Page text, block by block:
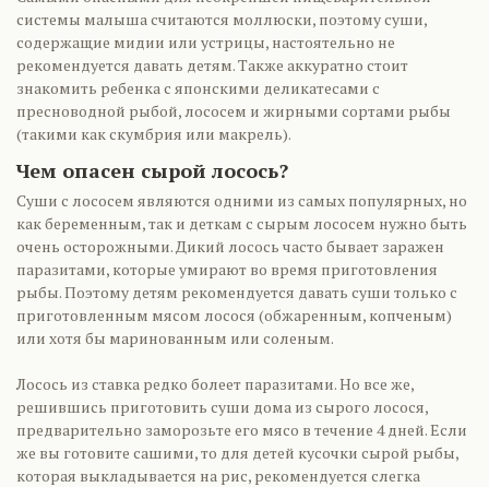
системы малыша считаются моллюски, поэтому суши,
содержащие мидии или устрицы, настоятельно не
рекомендуется давать детям. Также аккуратно стоит
знакомить ребенка с японскими деликатесами с
пресноводной рыбой, лососем и жирными сортами рыбы
(такими как скумбрия или макрель).
Чем опасен сырой лосось?
Суши с лососем являются одними из самых популярных, но
как беременным, так и деткам с сырым лососем нужно быть
очень осторожными. Дикий лосось часто бывает заражен
паразитами, которые умирают во время приготовления
рыбы. Поэтому детям рекомендуется давать суши только с
приготовленным мясом лосося (обжаренным, копченым)
или хотя бы маринованным или соленым.
Лосось из ставка редко болеет паразитами. Но все же,
решившись приготовить суши дома из сырого лосося,
предварительно заморозьте его мясо в течение 4 дней. Если
же вы готовите сашими, то для детей кусочки сырой рыбы,
которая выкладывается на рис, рекомендуется слегка